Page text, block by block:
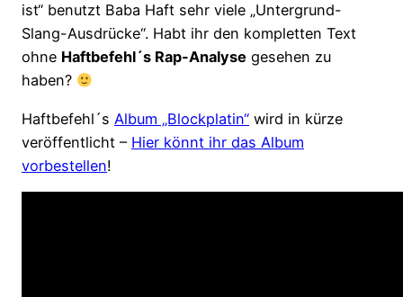
ist“ benutzt Baba Haft sehr viele „Untergrund-
Slang-Ausdrücke“. Habt ihr den kompletten Text
ohne Haftbefehl´s Rap-Analyse gesehen zu
haben?
Haftbefehl´s Album „Blockplatin“ wird in kürze
veröffentlicht – Hier könnt ihr das Album
vorbestellen!